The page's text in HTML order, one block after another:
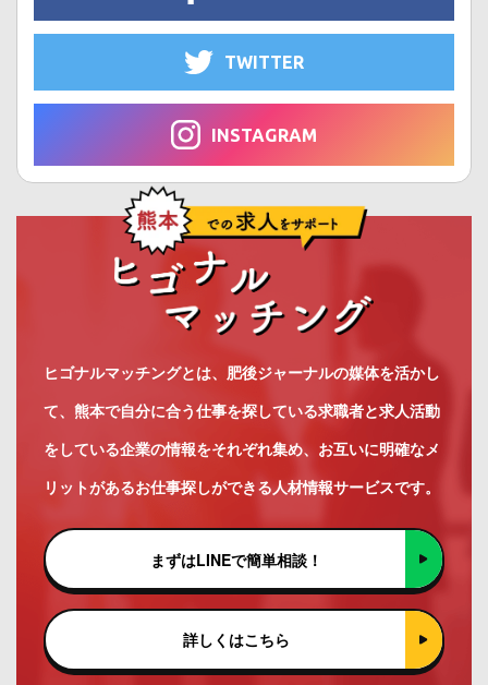
TWITTER
INSTAGRAM
ヒゴナルマッチングとは、肥後ジャーナルの媒体を活かし
て、熊本で自分に合う仕事を探している求職者と求人活動
をしている企業の情報をそれぞれ集め、お互いに明確なメ
リットがあるお仕事探しができる人材情報サービスです。
まずはLINEで簡単相談！
詳しくはこちら